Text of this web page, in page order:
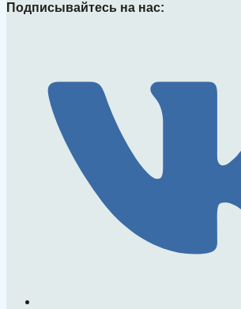
Подписывайтесь на нас: